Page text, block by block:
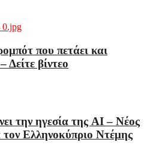
που πετάει και
Δείτε βίντεο
την ηγεσία της AI – Νέος
τον Ελληνοκύπριο Ντέμης